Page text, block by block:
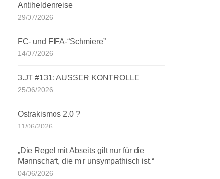
Antiheldenreise
29/07/2026
FC- und FIFA-“Schmiere”
14/07/2026
3.JT #131: AUSSER KONTROLLE
25/06/2026
Ostrakismos 2.0 ?
11/06/2026
„Die Regel mit Abseits gilt nur für die
Mannschaft, die mir unsympathisch ist.“
04/06/2026